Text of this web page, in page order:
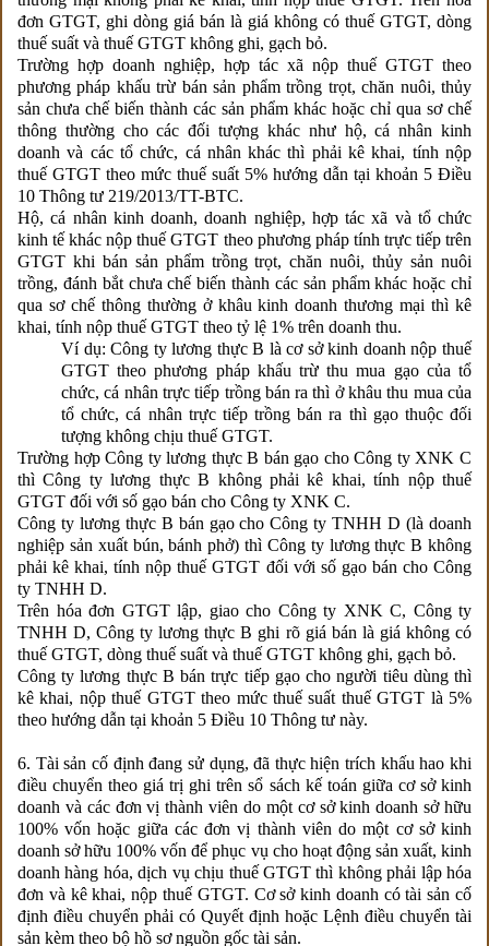
đơn GTGT, ghi dòng giá bán là giá không có thuế GTGT, dòng
thuế suất và thuế GTGT không ghi, gạch bỏ.
Trường hợp doanh nghiệp, hợp tác xã nộp thuế GTGT theo
phương pháp khấu trừ bán sản phẩm trồng trọt, chăn nuôi, thủy
sản chưa chế biến thành các sản phẩm khác hoặc chỉ qua sơ chế
thông thường cho các đối tượng khác như hộ, cá nhân kinh
doanh và các tổ chức, cá nhân khác thì phải kê khai, tính nộp
thuế GTGT theo mức thuế suất 5% hướng dẫn tại khoản 5 Điều
10 Thông tư 219/2013/TT-BTC.
Hộ, cá nhân kinh doanh, doanh nghiệp, hợp tác xã và tổ chức
kinh tế khác nộp thuế GTGT theo phương pháp tính trực tiếp trên
GTGT khi bán sản phẩm trồng trọt, chăn nuôi, thủy sản nuôi
trồng, đánh bắt chưa chế biến thành các sản phẩm khác hoặc chỉ
qua sơ chế thông thường ở khâu kinh doanh thương mại thì kê
khai, tính nộp thuế GTGT theo tỷ lệ 1% trên doanh thu.
Ví dụ: Công ty lương thực B là cơ sở kinh doanh nộp thuế
GTGT theo phương pháp khấu trừ thu mua gạo của tổ
chức, cá nhân trực tiếp trồng bán ra thì ở khâu thu mua của
tổ chức, cá nhân trực tiếp trồng bán ra thì gạo thuộc đối
tượng không chịu thuế GTGT.
Trường hợp Công ty lương thực B bán gạo cho Công ty XNK C
thì Công ty lương thực B không phải kê khai, tính nộp thuế
GTGT đối với số gạo bán cho Công ty XNK C.
Công ty lương thực B bán gạo cho Công ty TNHH D (là doanh
nghiệp sản xuất bún, bánh phở) thì Công ty lương thực B không
phải kê khai, tính nộp thuế GTGT đối với số gạo bán cho Công
ty TNHH D.
Trên hóa đơn GTGT lập, giao cho Công ty XNK C, Công ty
TNHH D, Công ty lương thực B ghi rõ giá bán là giá không có
thuế GTGT, dòng thuế suất và thuế GTGT không ghi, gạch bỏ.
Công ty lương thực B bán trực tiếp gạo cho người tiêu dùng thì
kê khai, nộp thuế GTGT theo mức thuế suất thuế GTGT là 5%
theo hướng dẫn tại khoản 5 Điều 10 Thông tư này.
6. Tài sản cố định đang sử dụng, đã thực hiện trích khấu hao khi
điều chuyển theo giá trị ghi trên sổ sách kế toán giữa cơ sở kinh
doanh và các đơn vị thành viên do một cơ sở kinh doanh sở hữu
100% vốn hoặc giữa các đơn vị thành viên do một cơ sở kinh
doanh sở hữu 100% vốn để phục vụ cho hoạt động sản xuất, kinh
doanh hàng hóa, dịch vụ chịu thuế GTGT thì không phải lập hóa
đơn và kê khai, nộp thuế GTGT. Cơ sở kinh doanh có tài sản cố
định điều chuyển phải có Quyết định hoặc Lệnh điều chuyển tài
sản kèm theo bộ hồ sơ nguồn gốc tài sản.